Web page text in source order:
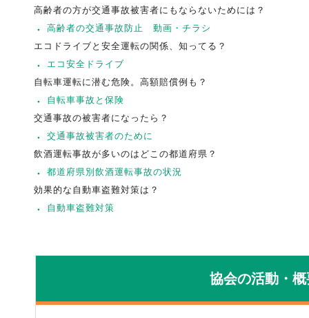
高齢者の方が交通事故被害者にもならないためには？
高齢者の交通事故防止 動画・チラシ
エコドライブと安全運転の関係、知ってる？
エコ安全ドライブ
自転車運転に潜む危険。高額賠償例も？
自転車事故と保険
交通事故の被害者になったら？
交通事故被害者のために
飲酒運転事故が多いのはどこの都道府県？
都道府県別飲酒運転事故の状況
効果的な自動車盗難対策は？
自動車盗難対策
協会の活動・概